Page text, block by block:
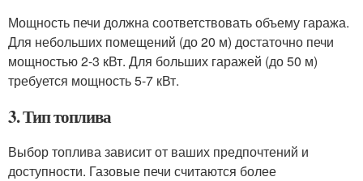
Мощность печи должна соответствовать объему гаража.
Для небольших помещений (до 20 м) достаточно печи
мощностью 2-3 кВт. Для больших гаражей (до 50 м)
требуется мощность 5-7 кВт.
3. Тип топлива
Выбор топлива зависит от ваших предпочтений и
доступности. Газовые печи считаются более